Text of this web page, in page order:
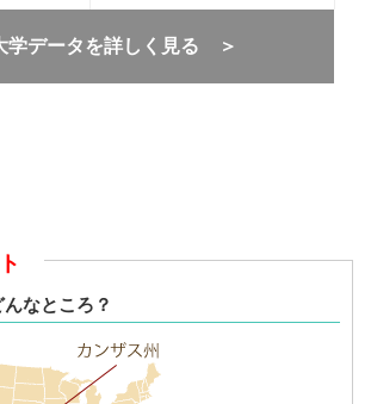
学データを詳しく見る ＞
なところ？